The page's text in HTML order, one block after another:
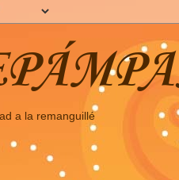
a la remanguillé